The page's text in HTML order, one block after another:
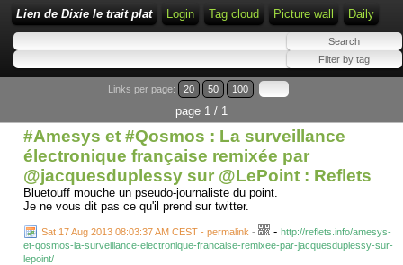
Lien de Dixie le trait plat Login Tag cloud Picture wall Daily
Links per page: 20 50 100
page 1 / 1
#Amesys et #Qosmos : La surveillance
électronique française remixée par
@jacquesduplessy sur @LePoint : Reflets
Bluetouff mouche un pseudo-journaliste du point.
Je ne vous dit pas ce qu'il prend sur twitter.
Sat 17 Aug 2013 08:03:37 AM CEST - permalink - - http://reflets.info/amesys-
et-qosmos-la-surveillance-electronique-francaise-remixee-par-jacquesduplessy-sur-
lepoint/